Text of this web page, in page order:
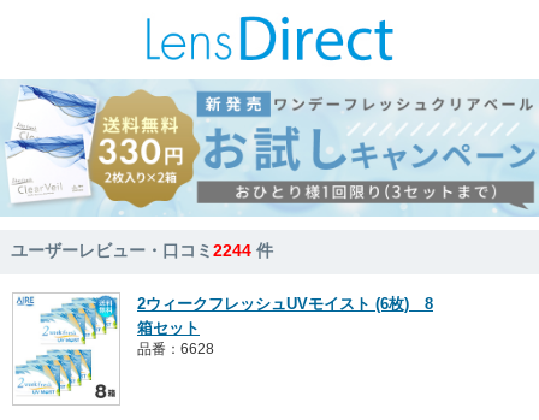
ユーザーレビュー・口コミ2244 件
2ウィークフレッシュUVモイスト (6枚) 8
箱セット
品番：6628